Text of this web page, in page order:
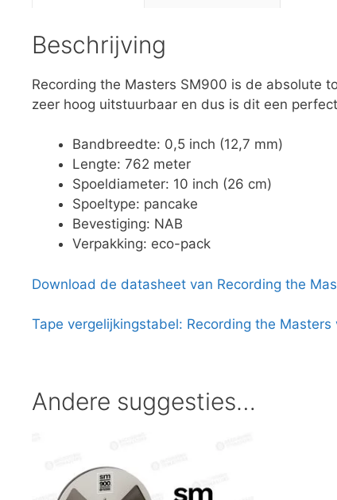
Beschrijving
Recording the Masters SM900 is de absolute
zeer hoog uitstuurbaar en dus is dit een
Bandbreedte: 0,5 inch (12,7 mm)
Lengte: 762 meter
Spoeldiameter: 10 inch (26 cm)
Spoeltype: pancake
Bevestiging: NAB
Verpakking: eco-pack
Download de datasheet van Recording the
Tape vergelijkingstabel: Recording the
Andere suggesties…